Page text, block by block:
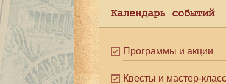
Календарь событий
Программы и акции
Квесты и мастер-